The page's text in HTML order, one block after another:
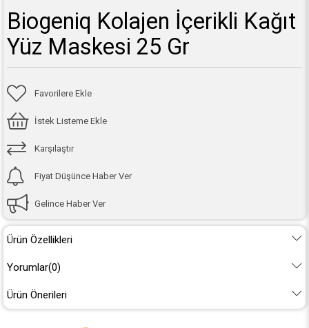
Biogeniq Kolajen İçerikli Kağıt
Yüz Maskesi 25 Gr
Favorilere Ekle
İstek Listeme Ekle
Karşılaştır
Fiyat Düşünce Haber Ver
Gelince Haber Ver
Ürün Özellikleri
Yorumlar(0)
Ürün Önerileri